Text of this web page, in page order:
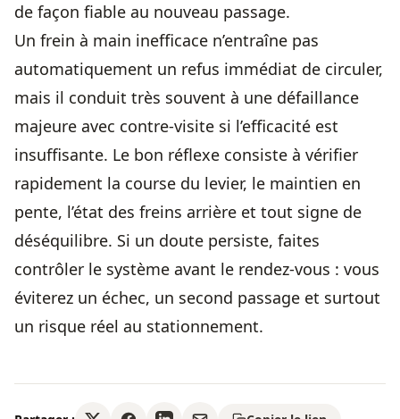
de façon fiable au nouveau passage.
Un frein à main inefficace n’entraîne pas
automatiquement un refus immédiat de circuler,
mais il conduit très souvent à une défaillance
majeure avec contre-visite si l’efficacité est
insuffisante. Le bon réflexe consiste à vérifier
rapidement la course du levier, le maintien en
pente, l’état des freins arrière et tout signe de
déséquilibre. Si un doute persiste, faites
contrôler le système avant le rendez-vous : vous
éviterez un échec, un second passage et surtout
un risque réel au stationnement.